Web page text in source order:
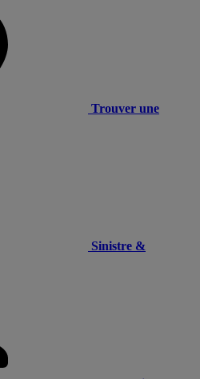
Trouver une
Sinistre &